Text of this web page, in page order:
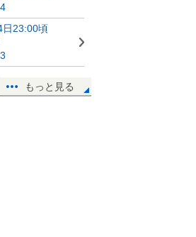
日23:00頃
もっと見る